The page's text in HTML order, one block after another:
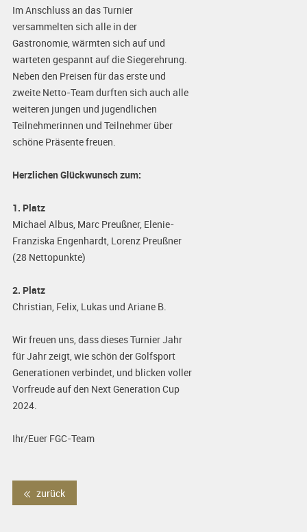
Im Anschluss an das Turnier
versammelten sich alle in der
Gastronomie, wärmten sich auf und
warteten gespannt auf die Siegerehrung.
Neben den Preisen für das erste und
zweite Netto-Team durften sich auch alle
weiteren jungen und jugendlichen
Teilnehmerinnen und Teilnehmer über
schöne Präsente freuen.
Herzlichen Glückwunsch zum:
1. Platz
Michael Albus, Marc Preußner, Elenie-
Franziska Engenhardt, Lorenz Preußner
(28 Nettopunkte)
2. Platz
Christian, Felix, Lukas und Ariane B.
Wir freuen uns, dass dieses Turnier Jahr
für Jahr zeigt, wie schön der Golfsport
Generationen verbindet, und blicken voller
Vorfreude auf den Next Generation Cup
2024.
Ihr/Euer FGC-Team
zurück